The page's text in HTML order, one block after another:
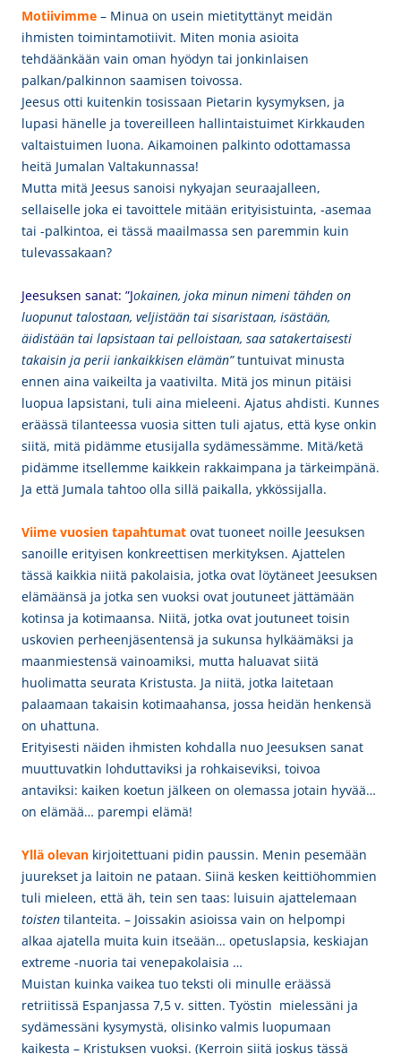
Motiivimme – Minua on usein mietityttänyt meidän
ihmisten toimintamotiivit. Miten monia asioita
tehdäänkään vain oman hyödyn tai jonkinlaisen
palkan/palkinnon saamisen toivossa.
Jeesus otti kuitenkin tosissaan Pietarin kysymyksen, ja
lupasi hänelle ja tovereilleen hallintaistuimet Kirkkauden
valtaistuimen luona. Aikamoinen palkinto odottamassa
heitä Jumalan Valtakunnassa!
Mutta mitä Jeesus sanoisi nykyajan seuraajalleen,
sellaiselle joka ei tavoittele mitään erityisistuinta, -asemaa
tai -palkintoa, ei tässä maailmassa sen paremmin kuin
tulevassakaan?
Jeesuksen sanat: ”Jokainen, joka minun nimeni tähden on
luopunut talostaan, veljistään tai sisaristaan, isästään,
äidistään tai lapsistaan tai pelloistaan, saa satakertaisesti
takaisin ja perii iankaikkisen elämän”tuntuivat minusta
ennen aina vaikeilta ja vaativilta. Mitä jos minun pitäisi
luopua lapsistani, tuli aina mieleeni. Ajatus ahdisti. Kunnes
eräässä tilanteessa vuosia sitten tuli ajatus, että kyse onkin
siitä, mitä pidämme etusijalla sydämessämme. Mitä/ketä
pidämme itsellemme kaikkein rakkaimpana ja tärkeimpänä.
Ja että Jumala tahtoo olla sillä paikalla, ykkössijalla.
Viime vuosien tapahtumat ovat tuoneet noille Jeesuksen
sanoille erityisen konkreettisen merkityksen. Ajattelen
tässä kaikkia niitä pakolaisia, jotka ovat löytäneet Jeesuksen
elämäänsä ja jotka sen vuoksi ovat joutuneet jättämään
kotinsa ja kotimaansa. Niitä, jotka ovat joutuneet toisin
uskovien perheenjäsentensä ja sukunsa hylkäämäksi ja
maanmiestensä vainoamiksi, mutta haluavat siitä
huolimatta seurata Kristusta. Ja niitä, jotka laitetaan
palaamaan takaisin kotimaahansa, jossa heidän henkensä
on uhattuna.
Erityisesti näiden ihmisten kohdalla nuo Jeesuksen sanat
muuttuvatkin lohduttaviksi ja rohkaiseviksi, toivoa
antaviksi: kaiken koetun jälkeen on olemassa jotain hyvää…
on elämää… parempi elämä!
Yllä olevan kirjoitettuani pidin paussin. Menin pesemään
juurekset ja laitoin ne pataan. Siinä kesken keittiöhommien
tuli mieleen, että äh, tein sen taas: luisuin ajattelemaan
toisten tilanteita. – Joissakin asioissa vain on helpompi
alkaa ajatella muita kuin itseään… opetuslapsia, keskiajan
extreme -nuoria tai venepakolaisia …
Muistan kuinka vaikea tuo teksti oli minulle eräässä
retriitissä Espanjassa 7,5 v. sitten. Työstin mielessäni ja
sydämessäni kysymystä, olisinko valmis luopumaan
kaikesta – Kristuksen vuoksi. (Kerroin siitä joskus tässä